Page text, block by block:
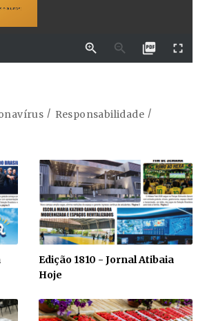
Responsabilidade
Edição 1810 - Jornal Atibaia
Hoje